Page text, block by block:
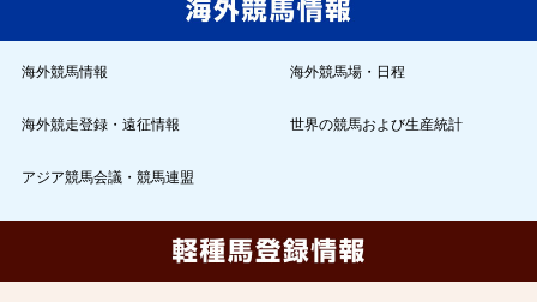
海外競馬情報 海外競馬場・日程
海外競走登録・遠征情報 世界の競馬および生産統計
アジア競馬会議・競馬連盟